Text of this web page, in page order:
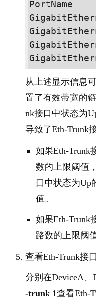
PortName
从上述显示信息
置了有效带宽的
nk接口中状态为
导致了Eth-Trunk
如果Eth-Trunk
数的上限阈值
口中状态为Up
值。
如果Eth-Trunk
路数的上限阈
查看Eth-Trunk接
分别在DeviceA、
-trunk 1查看Eth-